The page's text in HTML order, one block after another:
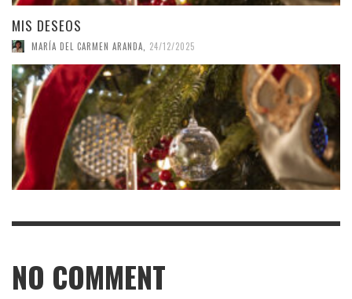
MIS DESEOS
MARÍA DEL CARMEN ARANDA 24/12/2025
NO COMMENT